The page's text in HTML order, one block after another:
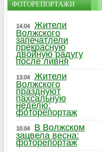
ФОТОРЕПОРТАЖИ
14.04
Жители
Волжского
запечатлели
прекрасную
двойную радугу
после ливня
13.04
Жители
Волжского
празднуют
пахсальную
неделю:
фоторепортаж
10.04
В Волжском
зацвела весна:
фоторепортаж